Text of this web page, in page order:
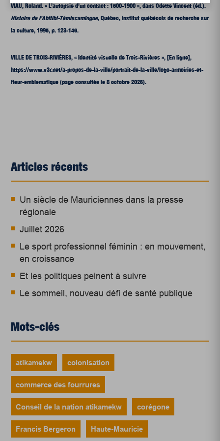
VIAU, Roland. « L’autopsie d’un contact : 1600-1900 », dans Odette Vincent (éd.).
Histoire de l’Abitibi-Témiscamingue, Québec, Institut québécois de recherche sur
la culture, 1995, p. 123-146.
VILLE DE TROIS-RIVIÈRES, « Identité visuelle de Trois-Rivières », [En ligne],
https://www.v3r.net/a-propos-de-la-ville/portrait-de-la-ville/logo-armoiries-et-
fleur-emblematique (page consultée le 8 octobre 2025).
Articles récents
Un siècle de Mauriciennes dans la presse
régionale
Juillet 2026
Le sport professionnel féminin : en mouvement,
en croissance
Et les politiques peinent à suivre
Le sommeil, nouveau défi de santé publique
Mots-clés
atikamekw colonisation
commerce des fourrures
Conseil de la nation atikamekw corégone
Francis Bergeron Haute-Mauricie